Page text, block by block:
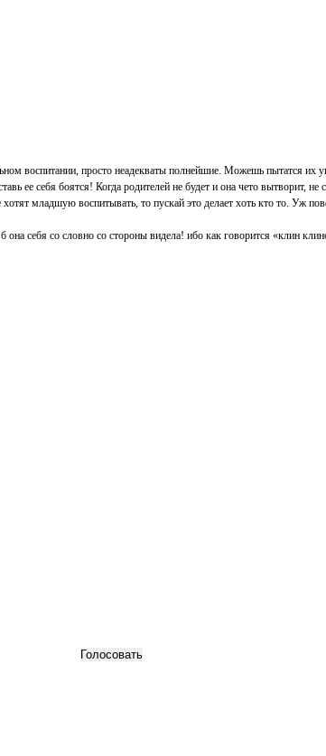
воспитании, просто неадекваты полнейшие. Можешь пытатся
ее себя боятся! Когда родителей не будет и она чето вытворит,
младшую воспитывать, то пускай это делает хоть кто то. Уж
она себя со словно со стороны видела! ибо как говорится «клин